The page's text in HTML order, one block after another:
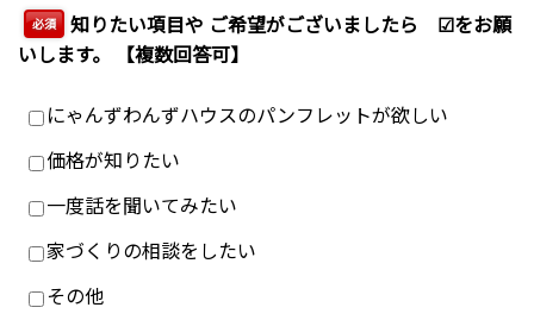
必須
知りたい項目や ご希望がございましたら ☑をお願
いします。 【複数回答可】
にゃんずわんずハウスのパンフレットが欲しい
価格が知りたい
一度話を聞いてみたい
家づくりの相談をしたい
その他